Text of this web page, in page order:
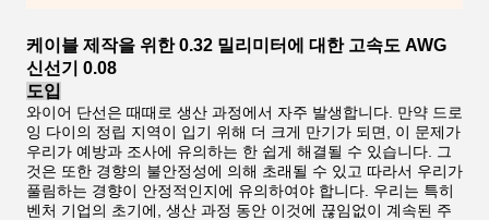
케이블 제작을 위한 0.32 밀리미터에 대한 고속도 AWG
신선기 0.08
도입
와이어 단선은 때때로 생산 과정에서 자주 발생합니다. 만약 드로
잉 다이의 정립 지역이 입기 위해 더 크게 만기가 되면, 이 문제가
우리가 예방과 조사에 유의하는 한 쉽게 해결될 수 있습니다. 그
것은 또한 경향의 불안정성에 의해 초래될 수 있고 따라서 우리가
풀림하는 경향이 안정적인지에 유의하여야 합니다. 우리는 특히
벤처 기업의 초기에, 생산 과정 동안 이것에 끊임없이 계속된 주